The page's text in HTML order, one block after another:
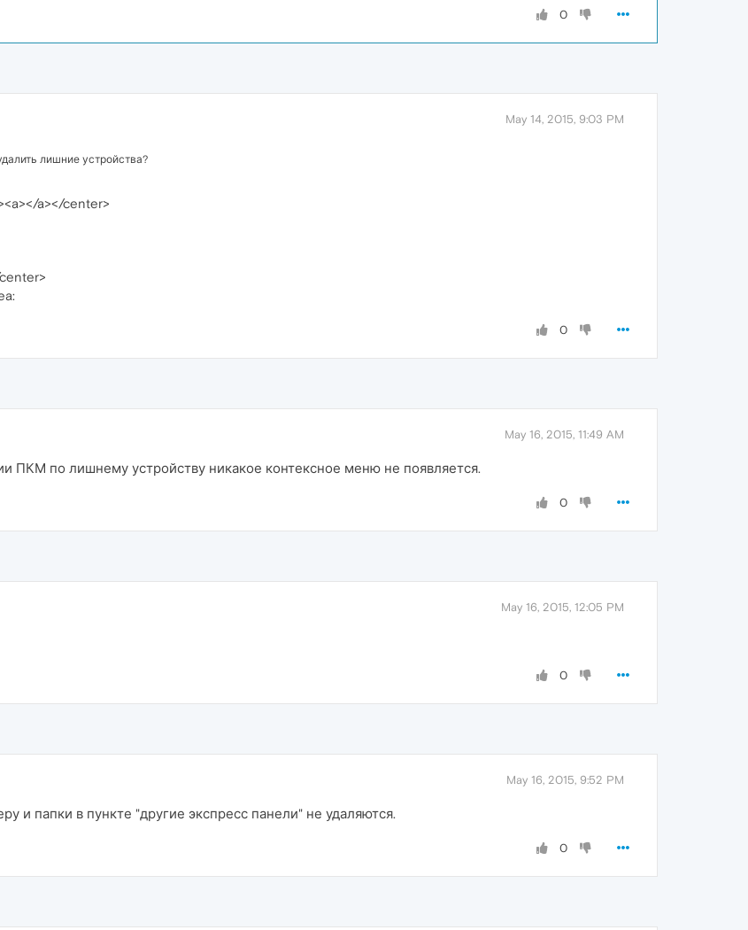
0
May 14, 2015, 9:03 PM
лишние устройства?
</a></center>
0
May 16, 2015, 11:49 AM
ПКМ по лишнему устройству никакое контексное меню не появляется.
0
May 16, 2015, 12:05 PM
0
May 16, 2015, 9:52 PM
и папки в пункте "другие экспресс панели" не удаляются.
0